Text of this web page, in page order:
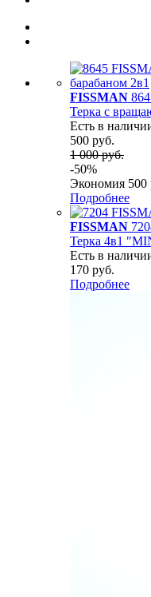
FISSMAN
Терка с
Есть в
500 руб.
1 000 руб.
-50%
Экономия 500
Подробнее
FISSMAN
Терка 4в1
Есть в
170 руб.
Подробнее